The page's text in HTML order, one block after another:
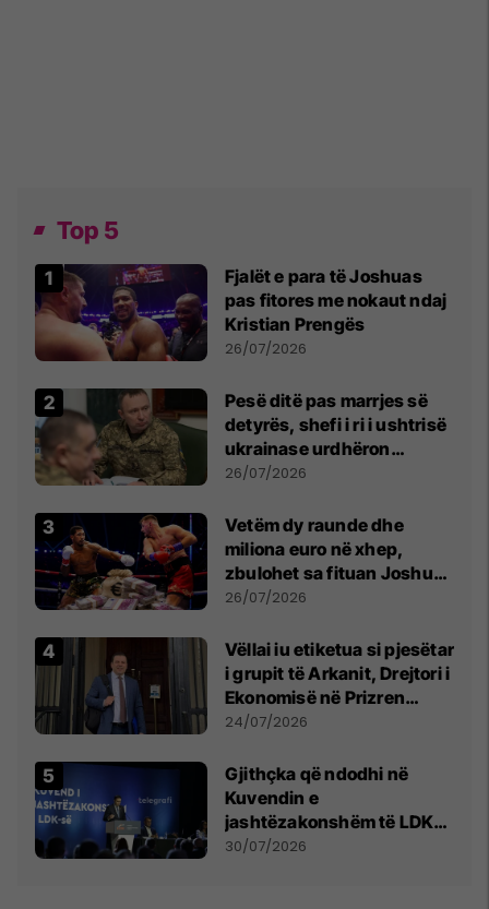
Top 5
Fjalët e para të Joshuas
pas fitores me nokaut ndaj
Kristian Prengës
26/07/2026
Pesë ditë pas marrjes së
detyrës, shefi i ri i ushtrisë
ukrainase urdhëron
kontroll të madh
26/07/2026
Vetëm dy raunde dhe
miliona euro në xhep,
zbulohet sa fituan Joshua
e Prenga
26/07/2026
Vëllai iu etiketua si pjesëtar
i grupit të Arkanit, Drejtori i
Ekonomisë në Prizren
mohon pretendimet
24/07/2026
Gjithçka që ndodhi në
Kuvendin e
jashtëzakonshëm të LDK-
së
30/07/2026